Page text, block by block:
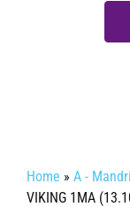
Home » A -
VIKING 1MA